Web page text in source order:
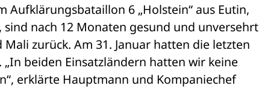
Aufklärungsbataillon 6 „Holstein“ aus Eutin,
nach 12 Monaten gesund und unversehrt
zurück. Am 31. Januar hatten die letzten
beiden Einsatzländern hatten wir keine
erklärte Hauptmann und Kompaniechef